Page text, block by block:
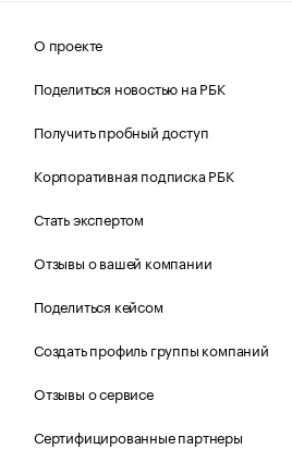
О проекте
Поделиться новостью на РБК
Получить пробный доступ
Корпоративная подписка РБК
Стать экспертом
Отзывы о вашей компании
Поделиться кейсом
Создать профиль группы компаний
Отзывы о сервисе
Сертифицированные партнеры